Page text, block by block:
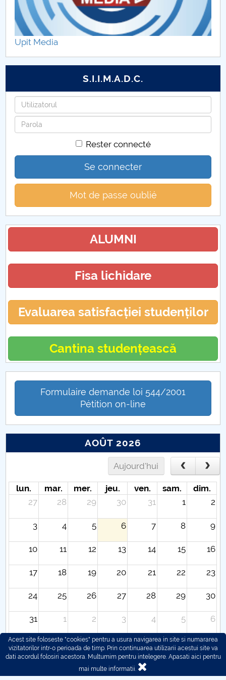
Rapoarte audit
Formulare utile
Upit Media
S.I.I.M.A.D.C.
Identifiant
Mot
de
Rester connecté
Se connecter
Mot de passe oublié
ALUMNI
Fisa lichidare
Evaluarea satisfacției studenților
Cantina studențească
Formulaire demande loi 544/2001
Pétition on-line
AOÛT 2026
Aujourd'hui
lun. mar. mer. jeu. ven. sam.
dim.
27
28 29 30 31 1 2
3 4 5 6 7 8 9
10 11 12 13 14 15 16
17 18 19 20 21 22 23
24 25 26 27 28 29 30
31 1 2 3 4 5 6
Acest site foloseste "cookies" pentru a usura navigarea in site si numararea
vizitatorilor intr-o perioada de timp. Prin continuarea utilizarii acestui site va
dati acordul folosiri acestora. Multumim pentru intelegere. Apasati aici pentru
mai multe informatii.